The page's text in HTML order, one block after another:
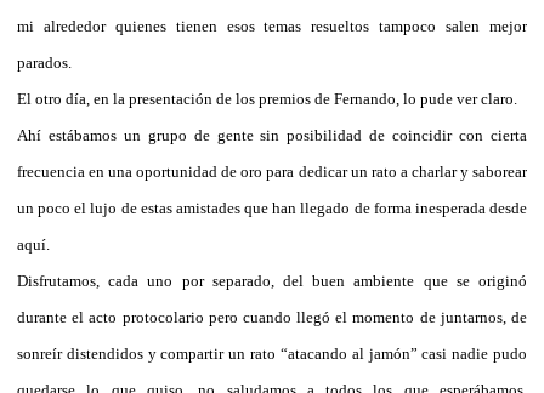
mi alrededor quienes tienen esos temas resueltos tampoco salen mejor
parados.
El otro día, en la presentación de los premios de Fernando, lo pude ver claro.
Ahí estábamos un grupo de gente sin posibilidad de coincidir con cierta
frecuencia en una oportunidad de oro para dedicar un rato a charlar y saborear
un poco el lujo de estas amistades que han llegado de forma inesperada desde
aquí.
Disfrutamos, cada uno por separado, del buen ambiente que se originó
durante el acto protocolario pero cuando llegó el momento de juntarnos, de
sonreír distendidos y compartir un rato “atacando al jamón” casi nadie pudo